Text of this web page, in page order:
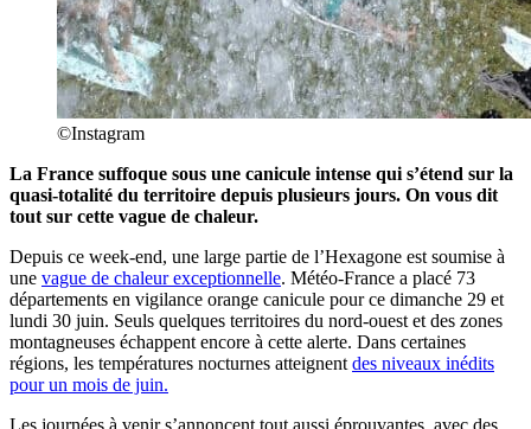
©Instagram
La France suffoque sous une canicule intense qui s’étend sur la
quasi-totalité du territoire depuis plusieurs jours. On vous dit
tout sur cette vague de chaleur.
Depuis ce week-end, une large partie de l’Hexagone est soumise à
une vague de chaleur exceptionnelle. Météo-France a placé 73
départements en vigilance orange canicule pour ce dimanche 29 et
lundi 30 juin. Seuls quelques territoires du nord-ouest et des zones
montagneuses échappent encore à cette alerte. Dans certaines
régions, les températures nocturnes atteignent des niveaux inédits
pour un mois de juin.
Les journées à venir s’annoncent tout aussi éprouvantes, avec des